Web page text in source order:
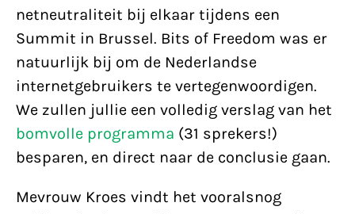
netneutraliteit bij elkaar tijdens een
Summit in Brussel. Bits of Freedom was er
natuurlijk bij om de Nederlandse
internetgebruikers te vertegenwoordigen.
We zullen jullie een volledig verslag van het
bomvolle programma (31 sprekers!)
besparen, en direct naar de conclusie gaan.
Mevrouw Kroes vindt het vooralsnog